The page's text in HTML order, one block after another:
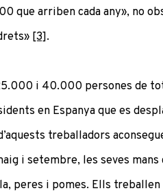
que arriben cada any», no
[3].
i 40.000 persones de
en Espanya que es
treballadors
i setembre, les seves
peres i pomes. Ells